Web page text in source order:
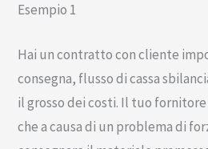
Esempio 1
Hai un contratto con cliente
consegna, flusso di cassa
il grosso dei costi. Il tuo
che a causa di un problema di